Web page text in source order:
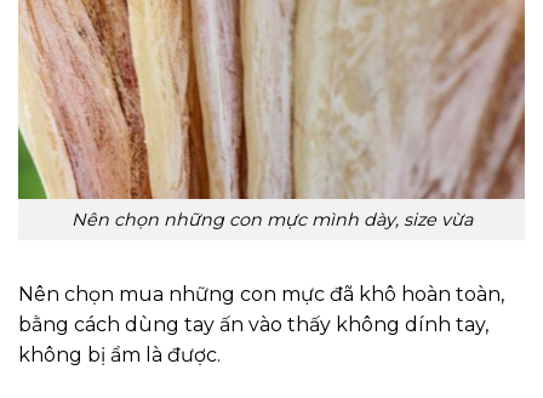
Nên chọn những con mực mình dày, size vừa
Nên chọn mua những con mực đã khô hoàn toàn,
bằng cách dùng tay ấn vào thấy không dính tay,
không bị ẩm là được.